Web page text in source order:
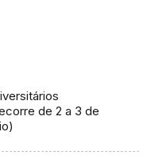
de 2 a 3 de